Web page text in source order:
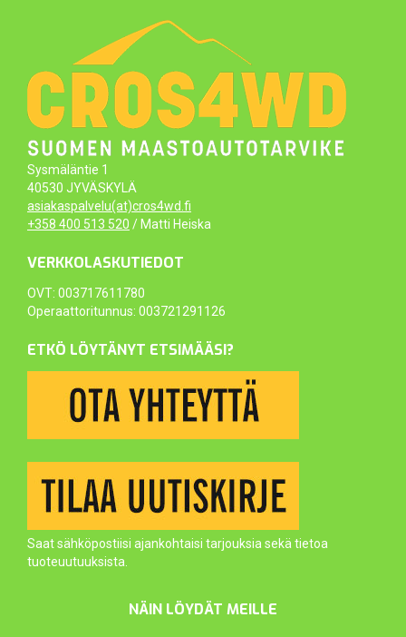
Sysmäläntie 1
40530 JYVÄSKYLÄ
asiakaspalvelu(at)cros4wd.fi
+358 400 513 520 / Matti Heiska
VERKKOLASKUTIEDOT
OVT: 003717611780
Operaattoritunnus: 003721291126
ETKÖ LÖYTÄNYT ETSIMÄÄSI?
Saat sähköpostiisi ajankohtaisi tarjouksia sekä tietoa
tuoteuutuuksista.
NÄIN LÖYDÄT MEILLE